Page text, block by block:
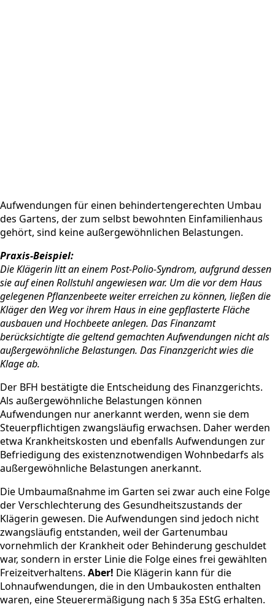
Aufwendungen für einen behindertengerechten Umbau
des Gartens, der zum selbst bewohnten Einfamilienhaus
gehört, sind keine außergewöhnlichen Belastungen.
Praxis-Beispiel:
Die Klägerin litt an einem Post-Polio-Syndrom, aufgrund dessen
sie auf einen Rollstuhl angewiesen war. Um die vor dem Haus
gelegenen Pflanzenbeete weiter erreichen zu können, ließen die
Kläger den Weg vor ihrem Haus in eine gepflasterte Fläche
ausbauen und Hochbeete anlegen. Das Finanzamt
berücksichtigte die geltend gemachten Aufwendungen nicht als
außergewöhnliche Belastungen. Das Finanzgericht wies die
Klage ab.
Der BFH bestätigte die Entscheidung des Finanzgerichts.
Als außergewöhnliche Belastungen können
Aufwendungen nur anerkannt werden, wenn sie dem
Steuerpflichtigen zwangsläufig erwachsen. Daher werden
etwa Krankheitskosten und ebenfalls Aufwendungen zur
Befriedigung des existenznotwendigen Wohnbedarfs als
außergewöhnliche Belastungen anerkannt.
Die Umbaumaßnahme im Garten sei zwar auch eine Folge
der Verschlechterung des Gesundheitszustands der
Klägerin gewesen. Die Aufwendungen sind jedoch nicht
zwangsläufig entstanden, weil der Gartenumbau
vornehmlich der Krankheit oder Behinderung geschuldet
war, sondern in erster Linie die Folge eines frei gewählten
Freizeitverhaltens. Aber! Die Klägerin kann für die
Lohnaufwendungen, die in den Umbaukosten enthalten
waren, eine Steuerermäßigung nach § 35a EStG erhalten.